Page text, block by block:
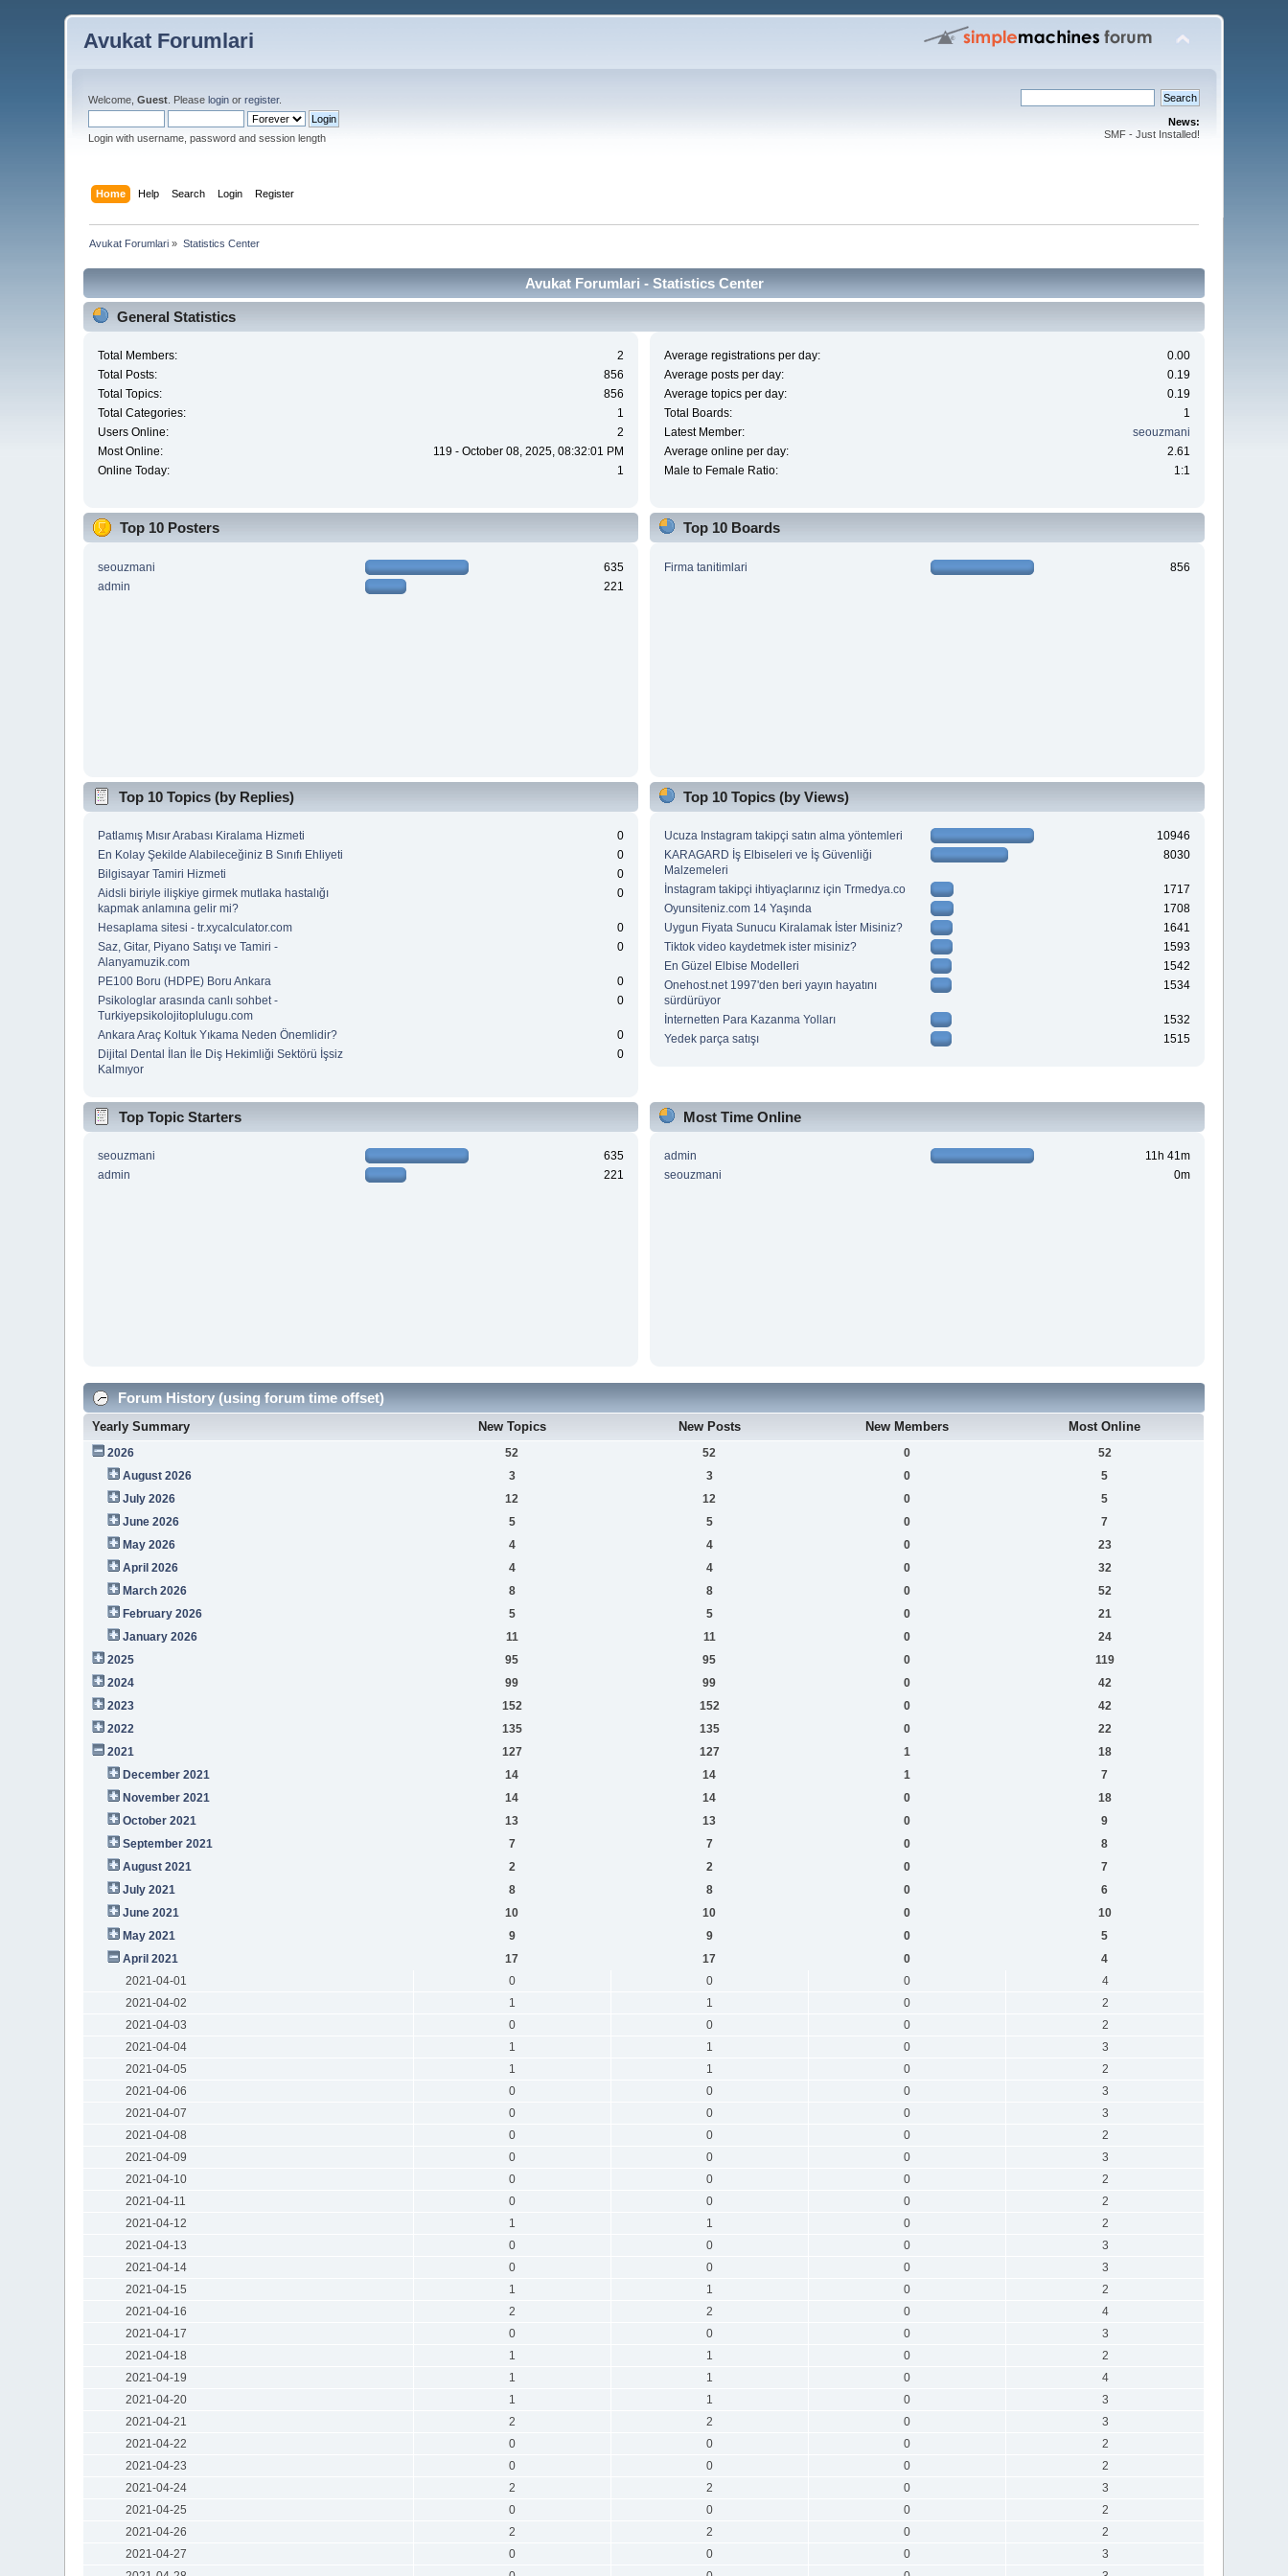
Avukat Forumlari
Welcome,Guest . Pleaselogin orregister.
Login with username, password and session length
News:
SMF - Just Installed!
Home Help Search Login Register
Avukat Forumlari » Statistics Center
Avukat Forumlari - Statistics Center
General Statistics
Total Members:
2
Total Posts:
856
Total Topics:
856
Total Categories:
1
Users Online:
2
Most Online:
119 - October 08, 2025, 08:32:01 PM
Online Today:
1
Average registrations per day:
0.00
Average posts per day:
0.19
Average topics per day:
0.19
Total Boards:
1
Latest Member:
seouzmani
Average online per day:
2.61
Male to Female Ratio:
1:1
Top 10 Posters
seouzmani
635
admin
221
Top 10 Boards
Firma tanitimlari 856
Top 10 Topics (by Replies)
Patlamış Mısır Arabası Kiralama Hizmeti
0
En Kolay Şekilde Alabileceğiniz B Sınıfı Ehliyeti
0
Bilgisayar Tamiri Hizmeti
0
Aidsli biriyle ilişkiye girmek mutlaka hastalığı
kapmak anlamına gelir mi?
0
Hesaplama sitesi - tr.xycalculator.com
0
Saz, Gitar, Piyano Satışı ve Tamiri -
Alanyamuzik.com
0
PE100 Boru (HDPE) Boru Ankara
0
Psikologlar arasında canlı sohbet -
Turkiyepsikolojitoplulugu.com
0
Ankara Araç Koltuk Yıkama Neden Önemlidir?
0
Dijital Dental İlan İle Diş Hekimliği Sektörü İşsiz
Kalmıyor
0
Top 10 Topics (by Views)
Ucuza Instagram takipçi satın alma yöntemleri
10946
KARAGARD İş Elbiseleri ve İş Güvenliği
Malzemeleri
8030
İnstagram takipçi ihtiyaçlarınız için Trmedya.co
1717
Oyunsiteniz.com 14 Yaşında
1708
Uygun Fiyata Sunucu Kiralamak İster Misiniz?
1641
Tiktok video kaydetmek ister misiniz?
1593
En Güzel Elbise Modelleri
1542
Onehost.net 1997'den beri yayın hayatını
sürdürüyor
1534
İnternetten Para Kazanma Yolları
1532
Yedek parça satışı
1515
Top Topic Starters
seouzmani
635
admin
221
Most Time Online
admin
11h 41m
seouzmani
0m
Forum History (using forum time offset)
Yearly Summary New Topics New Posts New Members Most Online
2026 52 52 0
52
August 2026
3 3 0
5
July 2026
12 12 0
5
June 2026
5 5 0
7
May 2026
4 4 0
23
April 2026
4 4 0
32
March 2026
8 8 0
52
February 2026
5 5 0
21
January 2026
11 11 0
24
2025
95 95 0
119
2024
99 99 0
42
2023
152 152 0
42
2022
135 135 0
22
2021
127 127 1
18
December 2021
14 14 1
7
November 2021
14 14 0
18
October 2021
13 13 0
9
September 2021
7 7 0
8
August 2021
2 2 0
7
July 2021
8 8 0
6
June 2021
10 10 0
10
May 2021
9 9 0
5
April 2021
17 17 0
4
2021-04-01
0 0 0
4
2021-04-02
1 1 0
2
2021-04-03
0 0 0
2
2021-04-04
1 1 0
3
2021-04-05
1 1 0
2
2021-04-06
0 0 0
3
2021-04-07
0 0 0
3
2021-04-08
0 0 0
2
2021-04-09
0 0 0
3
2021-04-10
0 0 0
2
2021-04-11
0 0 0
2
2021-04-12
1 1 0
2
2021-04-13
0 0 0
3
2021-04-14
0 0 0
3
2021-04-15
1 1 0
2
2021-04-16
2 2 0
4
2021-04-17
0 0 0
3
2021-04-18
1 1 0
2
2021-04-19
1 1 0
4
2021-04-20
1 1 0
3
2021-04-21
2 2 0
3
2021-04-22
0 0 0
2
2021-04-23
0 0 0
2
2021-04-24
2 2 0
3
2021-04-25
0 0 0
2
2021-04-26
2 2 0
2
2021-04-27
0 0 0
3